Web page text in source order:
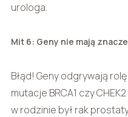
urologa.
Mit 6: Geny nie mają
Błąd! Geny odgrywają
mutacje BRCA1 czy
w rodzinie był rak